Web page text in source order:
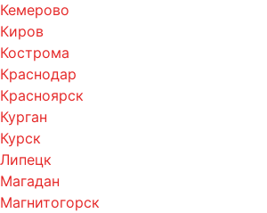
Кемерово
Киров
Кострома
Краснодар
Красноярск
Курган
Курск
Липецк
Магадан
Магнитогорск